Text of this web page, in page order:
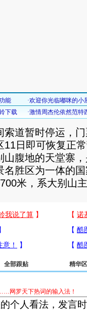
索道暂时停运，
11日即可恢复正
腹地的天堂寨，
名胜区为一体的
米，系大别山
全部跟贴 精华区
网罗天下热词的输入法！